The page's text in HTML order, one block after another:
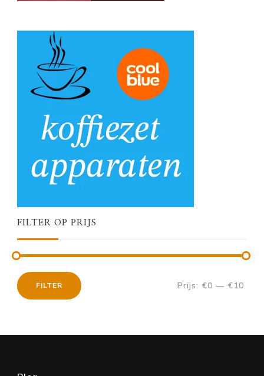
FILTER OP PRIJS
FILTER Prijs: €0 — €10